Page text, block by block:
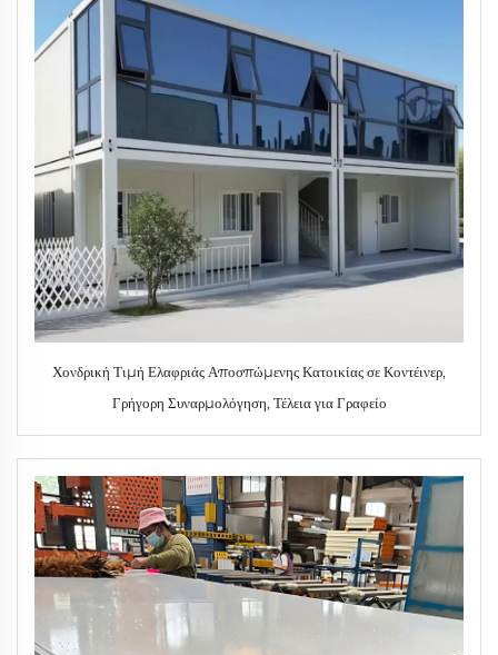
Χονδρική Τιμή Ελαφριάς Αποσπώμενης Κατοικίας σε Κοντέινερ,
Γρήγορη Συναρμολόγηση, Τέλεια για Γραφείο